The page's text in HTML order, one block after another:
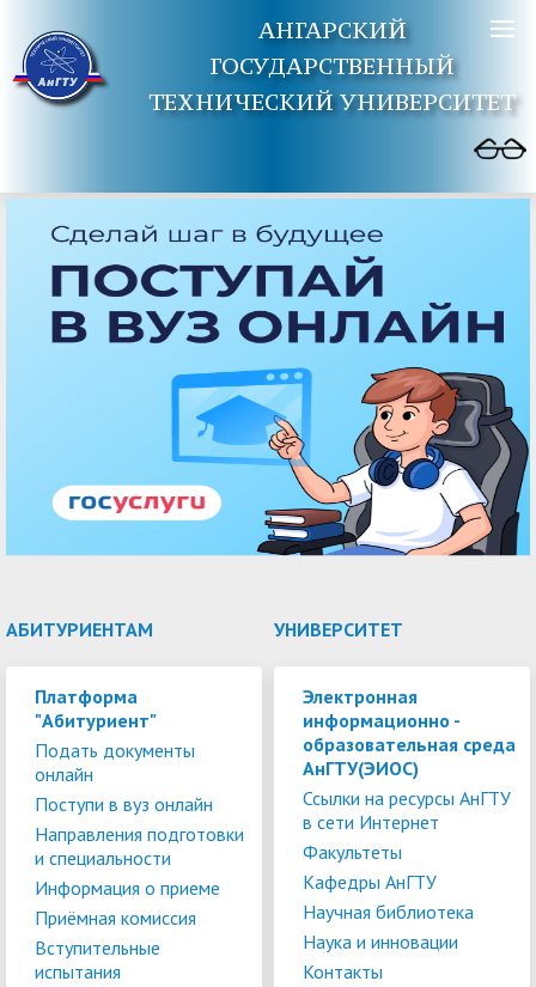
АНГАРСКИЙ
ГОСУДАРСТВЕННЫЙ
ТЕХНИЧЕСКИЙ УНИВЕРСИТЕТ
АБИТУРИЕНТАМ
Платформа
"Абитуриент"
Подать документы
онлайн
Поступи в вуз онлайн
Направления подготовки
и специальности
Информация о приеме
Приёмная комиссия
Вступительные
испытания
УНИВЕРСИТЕТ
Электронная
информационно -
образовательная среда
АнГТУ(ЭИОС)
Ссылки на ресурсы АнГТУ
в сети Интернет
Факультеты
Кафедры АнГТУ
Научная библиотека
Наука и инновации
Контакты